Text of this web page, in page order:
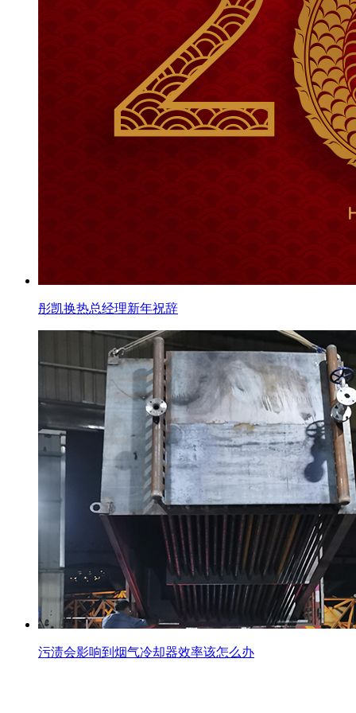
彤凯换热总经理新年祝辞
污渍会影响到烟气冷却器效率该怎么办